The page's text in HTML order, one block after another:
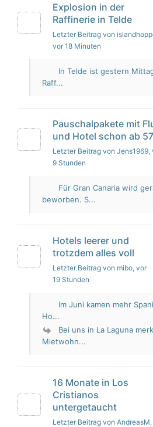
Explosion in der
Raffinerie in Telde
Letzter Beitrag von
vor 18 Minuten
In Telde ist gestern
Raff...
Pauschalpakete mit
und Hotel schon ab
Letzter Beitrag von Jens1969,
9 Stunden
Für Gran Canaria wird
beworben. S...
Hotels leerer und
trotzdem alles voll
Letzter Beitrag von mibo, vor
19 Stunden
Im Juni kamen mehr
Ho...
Bei uns in La Laguna
Mietwohn...
16 Monate in Los
Cristianos
untergetaucht
Letzter Beitrag von AndreasM